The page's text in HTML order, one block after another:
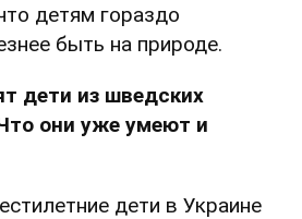
детям гораздо
быть на природе.
дети из шведских
они уже умеют и
дети в Украине